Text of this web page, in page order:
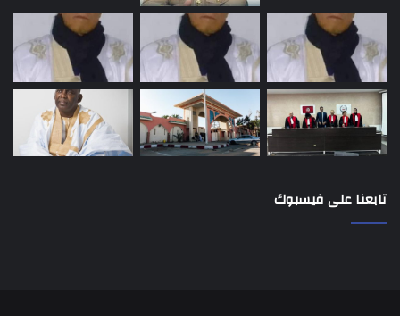
تابعنا على فيسبوك